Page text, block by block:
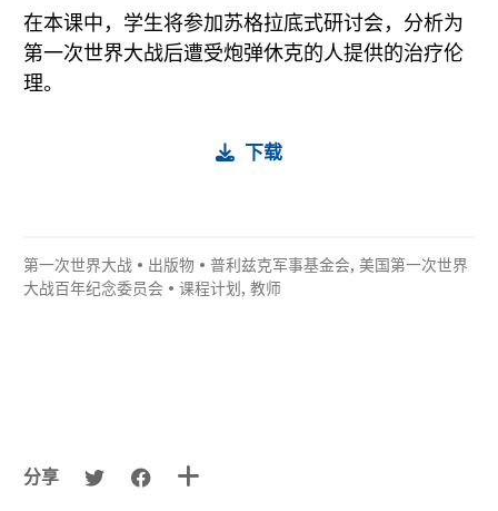
在本课中，学生将参加苏格拉底式研讨会，分析为
第一次世界大战后遭受炮弹休克的人提供的治疗伦
理。
下载
第一次世界大战 • 出版物 • 普利兹克军事基金会, 美国第一次世界
大战百年纪念委员会 • 课程计划 , 教师
分享